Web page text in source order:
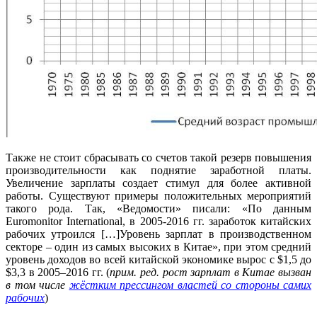
Также не стоит сбрасывать со счетов такой резерв повышения
производительности как поднятие заработной платы.
Увеличение зарплаты создает стимул для более активной
работы. Существуют примеры положительных мероприятий
такого рода. Так, «Ведомости» писали: «По данным
Euromonitor International, в 2005-2016 гг. заработок китайских
рабочих утроился […]Уровень зарплат в производственном
секторе – один из самых высоких в Китае», при этом средний
уровень доходов во всей китайской экономике вырос с $1,5 до
$3,3 в 2005–2016 гг. (прим. ред. рост зарплат в Китае вызван
в том числе жёстким прессингом властей со стороны самих
рабочих)